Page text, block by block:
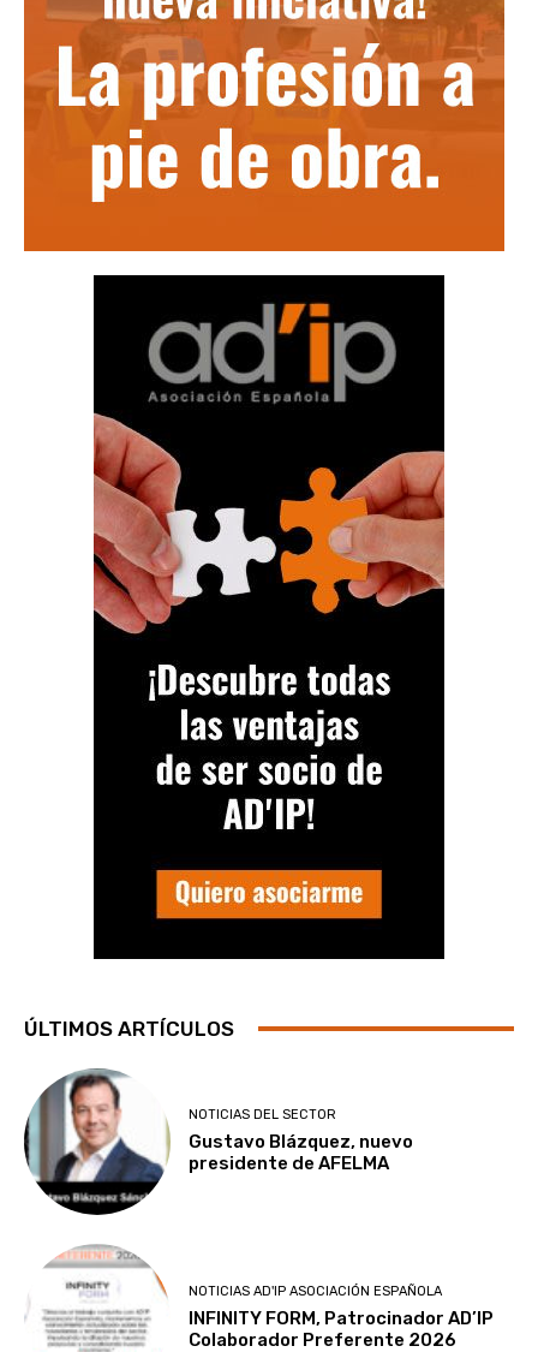
ÚLTIMOS ARTÍCULOS
NOTICIAS DEL SECTOR
Gustavo Blázquez, nuevo
presidente de AFELMA
NOTICIAS AD'IP ASOCIACIÓN ESPAÑOLA
INFINITY FORM, Patrocinador AD’IP
Colaborador Preferente 2026